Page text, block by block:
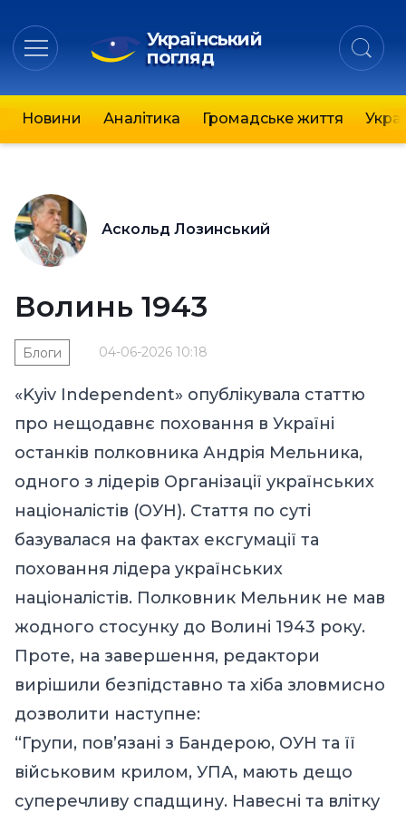
Український
погляд
Новини Аналітика Громадське життя
Аскольд Лозинський
Волинь 1943
04-06-2026 10:18
Блоги
«Kyiv Independent» опублікувала статтю
про нещодавнє поховання в Україні
останків полковника Андрія Мельника,
одного з лідерів Організації українських
націоналістів (ОУН). Стаття по суті
базувалася на фактах ексгумації та
поховання лідера українських
націоналістів. Полковник Мельник не мав
жодного стосунку до Волині 1943 року.
Проте, на завершення, редактори
вирішили безпідставно та хіба зловмисно
дозволити наступне:
“Групи, пов’язані з Бандерою, ОУН та її
військовим крилом, УПА, мають дещо
суперечливу спадщину. Навесні та влітку